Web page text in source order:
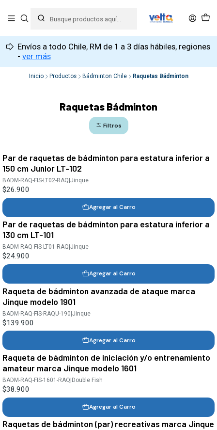
Envíos a todo Chile, RM de 1 a 3 días hábiles, regiones
- ver más
Inicio Productos Bádminton Chile Raquetas Bádminton
Raquetas Bádminton
Filtros
Par de raquetas de bádminton para estatura inferior a
150 cm Junior LT-102
BADM-RAQ-FIS-LT02-RAQ|Jinque
$26.900
Agregar al Carro
Par de raquetas de bádminton para estatura inferior a
130 cm LT-101
BADM-RAQ-FIS-LT01-RAQ |Jinque
$24.900
Agregar al Carro
Raqueta de bádminton avanzada de ataque marca
Jinque modelo 1901
BADM-RAQ-FIS-RAQU-190|Jinque
$139.900
Agregar al Carro
Raqueta de bádminton de iniciación y/o entrenamiento
amateur marca Jinque modelo 1601
BADM-RAQ-FIS-1601-RAQ Double Fish
$38.900
Agregar al Carro
Raquetas de bádminton (par) recreativas marca Jinque